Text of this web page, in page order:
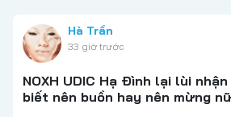
Hà Trần
33 giờ trước
NOXH UDIC Hạ Đình lại lùi
biết nên buồn hay nên mừng